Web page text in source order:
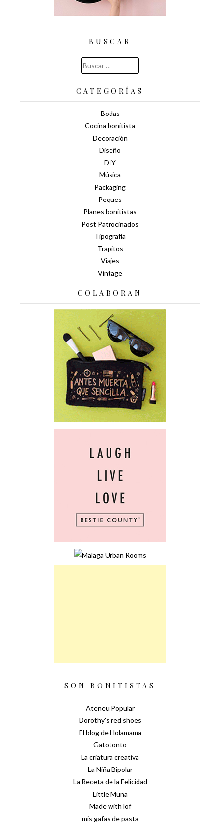
BUSCAR
Buscar:
CATEGORÍAS
Bodas
Cocina bonitista
Decoración
Diseño
DIY
Música
Packaging
Peques
Planes bonitistas
Post Patrocinados
Tipografía
Trapitos
Viajes
Vintage
COLABORAN
SON BONITISTAS
Ateneu Popular
Dorothy's red shoes
El blog de Holamama
Gatotonto
La criatura creativa
La Niña Bipolar
La Receta de la Felicidad
Little Muna
Made with lof
mis gafas de pasta